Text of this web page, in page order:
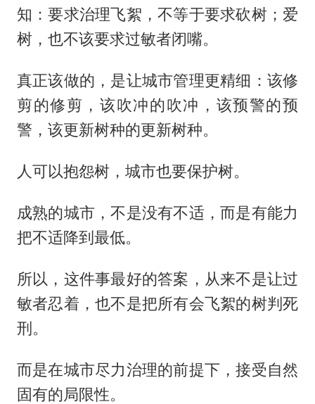
知：要求治理飞絮，不等于要求砍树；爱
树，也不该要求过敏者闭嘴。
真正该做的，是让城市管理更精细：该修
剪的修剪，该吹冲的吹冲，该预警的预
警，该更新树种的更新树种。
人可以抱怨树，城市也要保护树。
成熟的城市，不是没有不适，而是有能力
把不适降到最低。
所以，这件事最好的答案，从来不是让过
敏者忍着，也不是把所有会飞絮的树判死
刑。
而是在城市尽力治理的前提下，接受自然
固有的局限性。